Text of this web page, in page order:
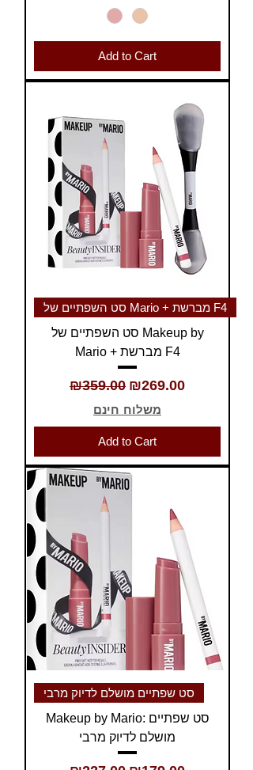
Add to Cart
סט השפתיים של Mario + מברשת F4
סט השפתיים של Makeup by
Mario + מברשת F4
Regular Price
₪359.00 Sale Price
₪269.00
משלוח חינם
Add to Cart
סט שפתיים מושלם לדיוק מרבי
Makeup by Mario: סט שפתיים
מושלם לדיוק מרבי